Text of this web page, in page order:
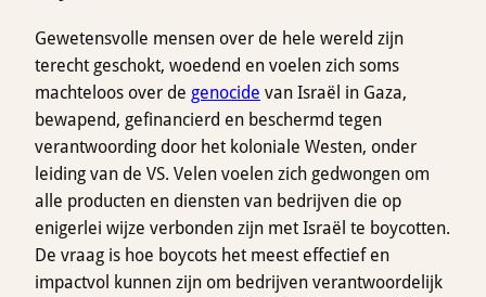
Gewetensvolle mensen over de hele wereld zijn
terecht geschokt, woedend en voelen zich soms
machteloos over de genocide van Israël in Gaza,
bewapend, gefinancierd en beschermd tegen
verantwoording door het koloniale Westen, onder
leiding van de VS. Velen voelen zich gedwongen om
alle producten en diensten van bedrijven die op
enigerlei wijze verbonden zijn met Israël te boycotten.
De vraag is hoe boycots het meest effectief en
impactvol kunnen zijn om bedrijven verantwoordelijk